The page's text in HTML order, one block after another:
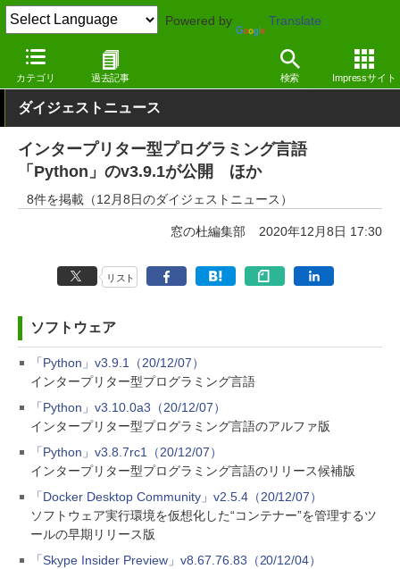
Powered by Translate
カテゴリ 過去記事 検索 Impressサイト
窓の杜 その他の話題 アップデート
ダイジェストニュース
インタープリター型プログラミング言語
「Python」のv3.9.1が公開 ほか
8件を掲載（12月8日のダイジェストニュース）
窓の杜編集部 2020年12月8日 17:30
リスト
ソフトウェア
「Python」v3.9.1（20/12/07）
インタープリター型プログラミング言語
「Python」v3.10.0a3（20/12/07）
インタープリター型プログラミング言語のアルファ版
「Python」v3.8.7rc1（20/12/07）
インタープリター型プログラミング言語のリリース候補版
「Docker Desktop Community」v2.5.4（20/12/07）
ソフトウェア実行環境を仮想化した“コンテナー”を管理するツ
ールの早期リリース版
「Skype Insider Preview」v8.67.76.83（20/12/04）